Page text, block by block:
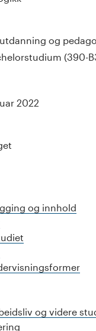
og
(390-
2022
og innhold
og videre